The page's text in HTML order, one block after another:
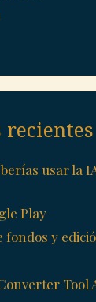
recientes
usar la
Play
fondos y
Tool